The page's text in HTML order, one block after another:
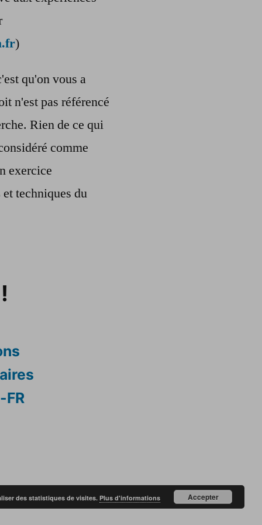
)
qu'on vous a
n'est pas référencé
Rien de ce qui
comme
exercice
techniques du
FR
des statistiques de visites. Plus d'informations Accepter